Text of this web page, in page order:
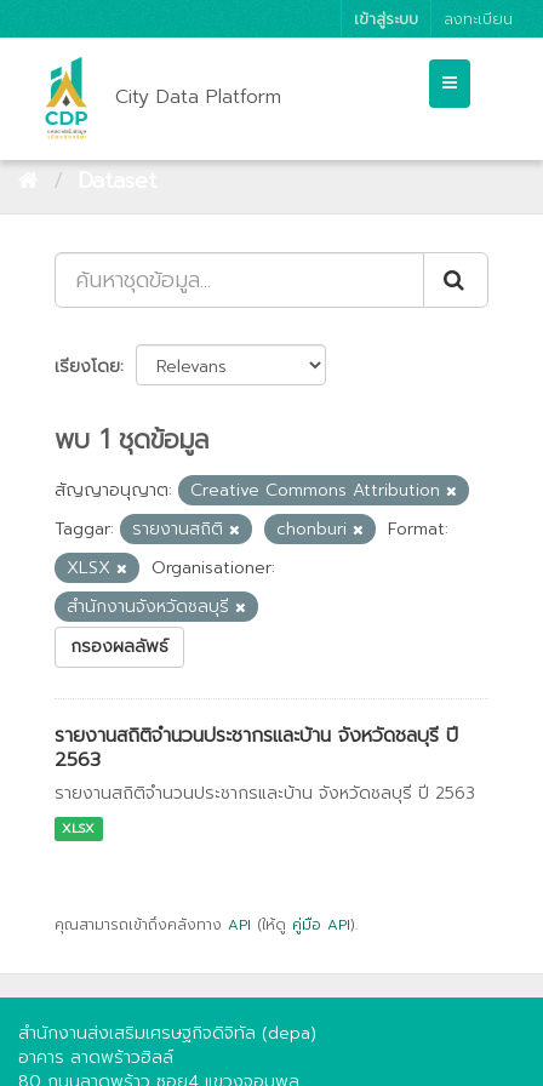
เข้าสู่ระบบ ลงทะเบียน
City Data Platform
เรียงโดย
พบ 1 ชุดข้อมูล
สัญญาอนุญาต:
Creative Commons Attribution
Taggar:
รายงานสถิติ chonburi
Format:
XLSX
Organisationer:
สำนักงานจังหวัดชลบุรี
กรองผลลัพธ์
รายงานสถิติจำนวนประชากรและบ้าน จังหวัดชลบุรี ปี
2563
รายงานสถิติจำนวนประชากรและบ้าน จังหวัดชลบุรี ปี 2563
XLSX
คุณสามารถเข้าถึงคลังทาง API (ให้ดู คู่มือ API).
สำนักงานส่งเสริมเศรษฐกิจดิจิทัล (depa)
อาคาร ลาดพร้าวฮิลล์